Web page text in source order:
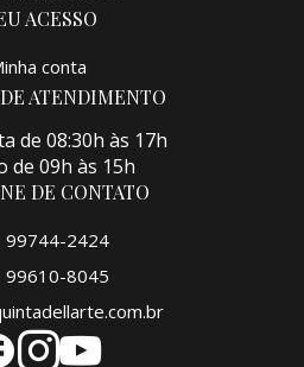
ACESSO
conta
ATENDIMENTO
de 08:30h às 17h
de 09h às 15h
DE CONTATO
99744-2424
99610-8045